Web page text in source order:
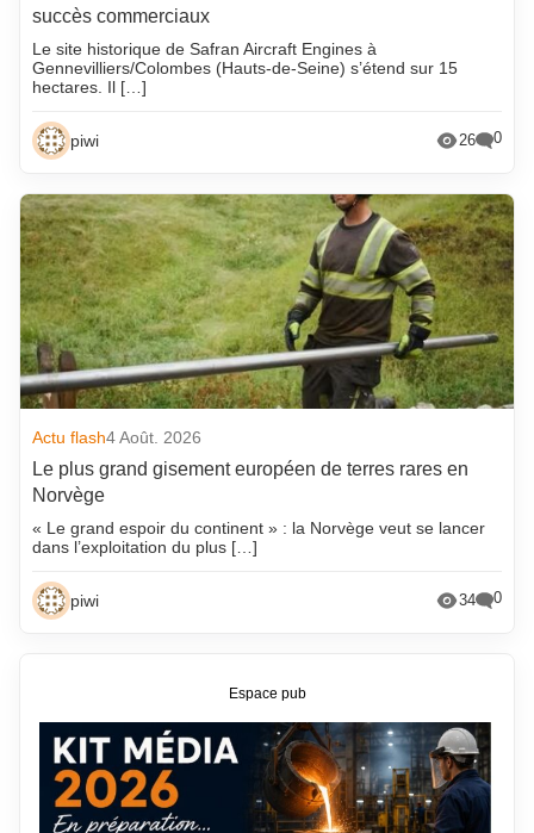
succès commerciaux
Le site historique de Safran Aircraft Engines à
Gennevilliers/Colombes (Hauts-de-Seine) s’étend sur 15
hectares. Il […]
piwi 26 0
Actu flash4 Août. 2026
Le plus grand gisement européen de terres rares en
Norvège
« Le grand espoir du continent » : la Norvège veut se lancer
dans l’exploitation du plus […]
piwi 34 0
Espace pub